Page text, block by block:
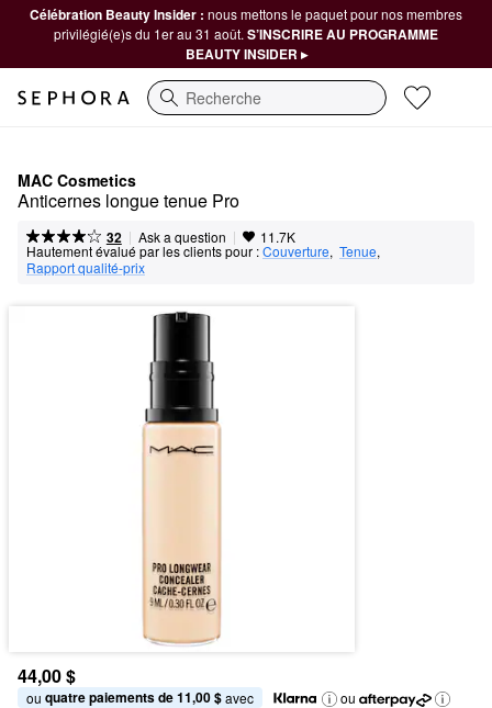
Célébration Beauty Insider : nous mettons le paquet pour nos membres
privilégié(e)s du 1er au 31 août. S’INSCRIRE AU PROGRAMME
BEAUTY INSIDER ▸
Recherche
MAC Cosmetics
Anticernes longue tenue Pro
32 | Ask a question | 11.7K
Hautement évalué par les clients pour :Couverture, Tenue,
Rapport qualité-prix
44,00 $
ou quatre paiements de 11,00 $ avec
ou